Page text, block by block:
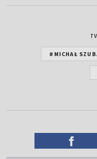
#MICHAŁ